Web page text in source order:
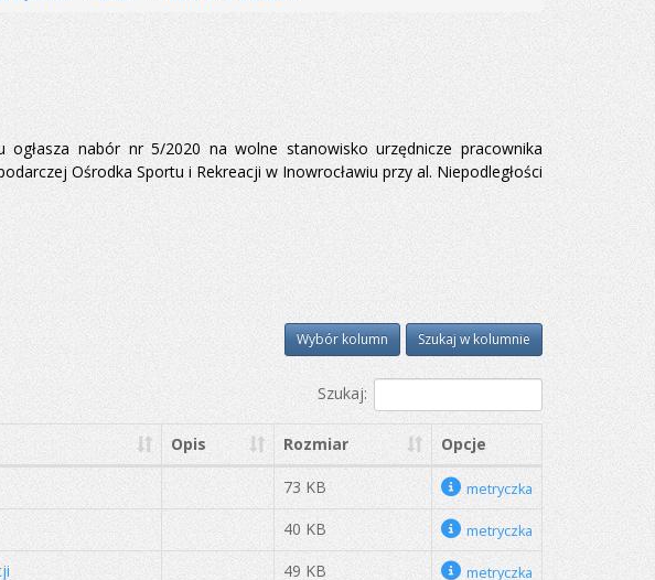
nabór nr 5/2020 na wolne stanowisko urzędnicze pracownika
Ośrodka Sportu i Rekreacji w Inowrocławiu przy al. Niepodległości
Szukaj w kolumnie
Wybór kolumn
Szukaj:
Opis Rozmiar Opcje
73 KB metryczka
40 KB metryczka
49 KB metryczka